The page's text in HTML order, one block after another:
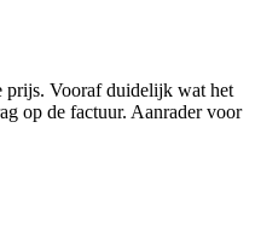
prijs. Vooraf duidelijk wat het
op de factuur. Aanrader voor